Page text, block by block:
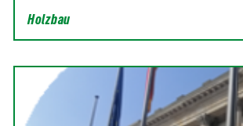
Holzbau